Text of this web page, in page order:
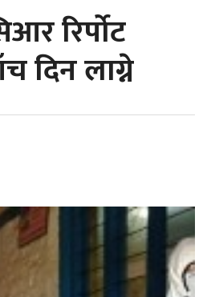
रिर्पोट
दिन लाग्ने